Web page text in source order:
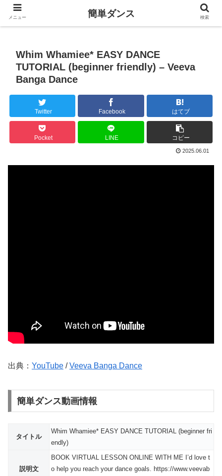
Whim Whamiee* EASY DANCE
TUTORIAL (beginner friendly) – Veeva
Banga Dance
Twitter Facebook はてブ
Pocket LINE コピー
2025.06.01
出典： YouTube /Veeva Banga Dance
簡単ダンス動画情報
タイトル
Whim Whamiee* EASY DANCE TUTORIAL (beginner fri
endly)
説明文
BOOK VIRTUAL LESSON ONLINE WITH ME I’d love t
o help you reach your dance goals. https://www.veevab
メニュー 簡単ダンス 検索